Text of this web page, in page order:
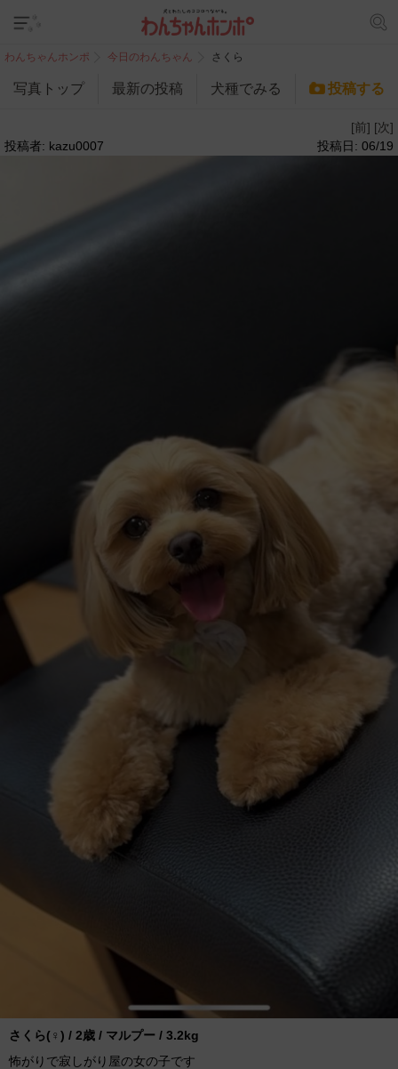
わんちゃんホンポ 今日のわんちゃん さくら
写真トップ 最新の投稿 犬種でみる 投稿する
[前] [次]
投稿者: kazu0007
投稿日: 06/19
さくら(♀) / 2歳 / マルプー / 3.2kg
怖がりで寂しがり屋の女の子です